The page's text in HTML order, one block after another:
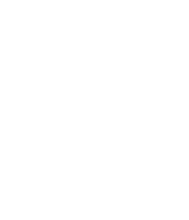
zu
Vorschriften
eine